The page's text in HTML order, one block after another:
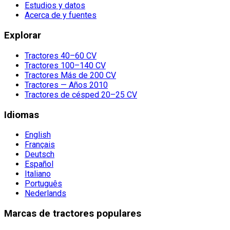
Estudios y datos
Acerca de y fuentes
Explorar
Tractores 40–60 CV
Tractores 100–140 CV
Tractores Más de 200 CV
Tractores — Años 2010
Tractores de césped 20–25 CV
Idiomas
English
Français
Deutsch
Español
Italiano
Português
Nederlands
Marcas de tractores populares